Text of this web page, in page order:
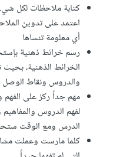
كتابة ملاحظات لكل
اعتمد على تدوين
أي معلومة تنساها
رسم خرائط ذهنية
الخرائط الذهنية،
والدروس ونقاط الوصل
مهم جداً ركز على
لفهم الدروس
الدرس ومع الوقت
كلما مارست وعملت